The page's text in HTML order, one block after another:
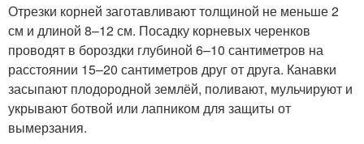
Отрезки корней заготавливают толщиной не меньше 2
см и длиной 8–12 см. Посадку корневых черенков
проводят в бороздки глубиной 6–10 сантиметров на
расстоянии 15–20 сантиметров друг от друга. Канавки
засыпают плодородной землёй, поливают, мульчируют и
укрывают ботвой или лапником для защиты от
вымерзания.